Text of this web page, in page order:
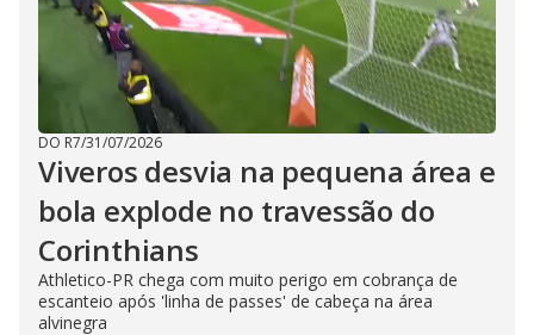
DO R7/31/07/2026
Viveros desvia na pequena área e
bola explode no travessão do
Corinthians
Athletico-PR chega com muito perigo em cobrança de
escanteio após 'linha de passes' de cabeça na área
alvinegra